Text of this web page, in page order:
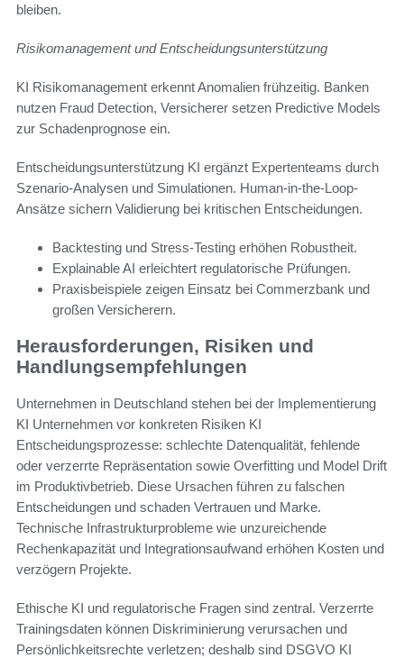
bleiben.
Risikomanagement und Entscheidungsunterstützung
KI Risikomanagement erkennt Anomalien frühzeitig. Banken
nutzen Fraud Detection, Versicherer setzen Predictive Models
zur Schadenprognose ein.
Entscheidungsunterstützung KI ergänzt Expertenteams durch
Szenario-Analysen und Simulationen. Human-in-the-Loop-
Ansätze sichern Validierung bei kritischen Entscheidungen.
Backtesting und Stress-Testing erhöhen Robustheit.
Explainable AI erleichtert regulatorische Prüfungen.
Praxisbeispiele zeigen Einsatz bei Commerzbank und
großen Versicherern.
Herausforderungen, Risiken und
Handlungsempfehlungen
Unternehmen in Deutschland stehen bei der Implementierung
KI Unternehmen vor konkreten Risiken KI
Entscheidungsprozesse: schlechte Datenqualität, fehlende
oder verzerrte Repräsentation sowie Overfitting und Model Drift
im Produktivbetrieb. Diese Ursachen führen zu falschen
Entscheidungen und schaden Vertrauen und Marke.
Technische Infrastrukturprobleme wie unzureichende
Rechenkapazität und Integrationsaufwand erhöhen Kosten und
verzögern Projekte.
Ethische KI und regulatorische Fragen sind zentral. Verzerrte
Trainingsdaten können Diskriminierung verursachen und
Persönlichkeitsrechte verletzen; deshalb sind DSGVO KI